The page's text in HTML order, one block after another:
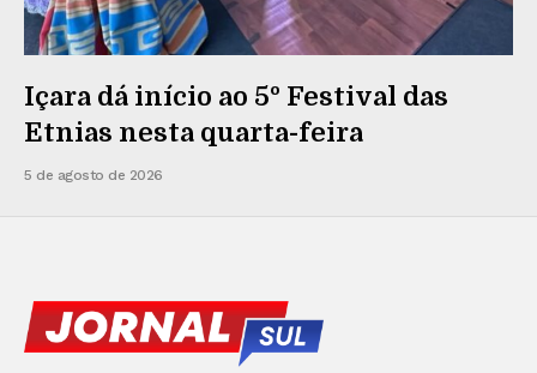
Içara dá início ao 5º Festival das
Etnias nesta quarta-feira
5 de agosto de 2026